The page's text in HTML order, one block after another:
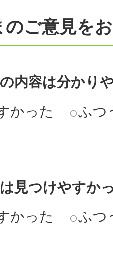
のご意見を
内容は分かり
かった
ふつ
見つけやすか
かった
ふつ